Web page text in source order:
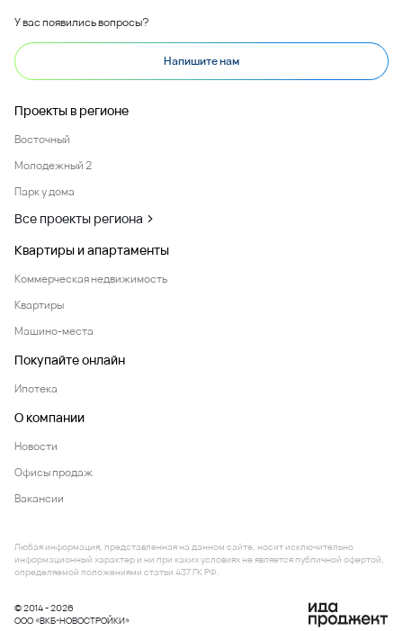
У вас появились вопросы?
Напишите нам
Проекты в регионе
Восточный
Молодежный 2
Парк у дома
Все проекты региона
Квартиры и апартаменты
Коммерческая недвижимость
Квартиры
Машино-места
Покупайте онлайн
Ипотека
О компании
Новости
Офисы продаж
Вакансии
© 2014 - 2026
ООО «ВКБ-НОВОСТРОЙКИ»
Любая информация, представленная на данном сайте, носит исключительно
информационный характер и ни при каких условиях не является публичной офертой,
определяемой положениями статьи 437 ГК РФ.